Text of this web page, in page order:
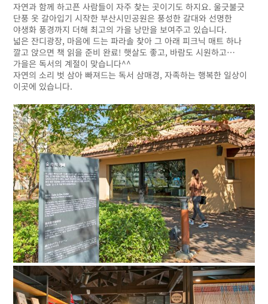
자연과 함께 하고픈 사람들이 자주 찾는 곳이기도 하지요. 울긋불긋
단풍 옷 갈아입기 시작한 부산시민공원은 풍성한 갈대와 선명한
야생화 풍경까지 더해 최고의 가을 낭만을 보여주고 있습니다.
넓은 잔디광장, 마음에 드는 파라솔 찾아 그 아래 피크닉 매트 하나
깔고 앉으면 책 읽을 준비 완료! 햇살도 좋고, 바람도 시원하고…
가을은 독서의 계절이 맞습니다^^
자연의 소리 벗 삼아 빠져드는 독서 삼매경, 자족하는 행복한 일상이
이곳에 있습니다.